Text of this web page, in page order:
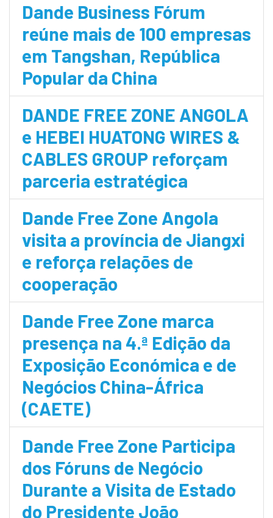
Dande Business Fórum
reúne mais de 100 empresas
em Tangshan, República
Popular da China
DANDE FREE ZONE ANGOLA
e HEBEI HUATONG WIRES &
CABLES GROUP reforçam
parceria estratégica
Dande Free Zone Angola
visita a província de Jiangxi
e reforça relações de
cooperação
Dande Free Zone marca
presença na 4.ª Edição da
Exposição Económica e de
Negócios China-África
(CAETE)
Dande Free Zone Participa
dos Fóruns de Negócio
Durante a Visita de Estado
do Presidente João